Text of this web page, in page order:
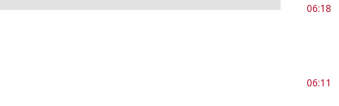
06:18
06:11